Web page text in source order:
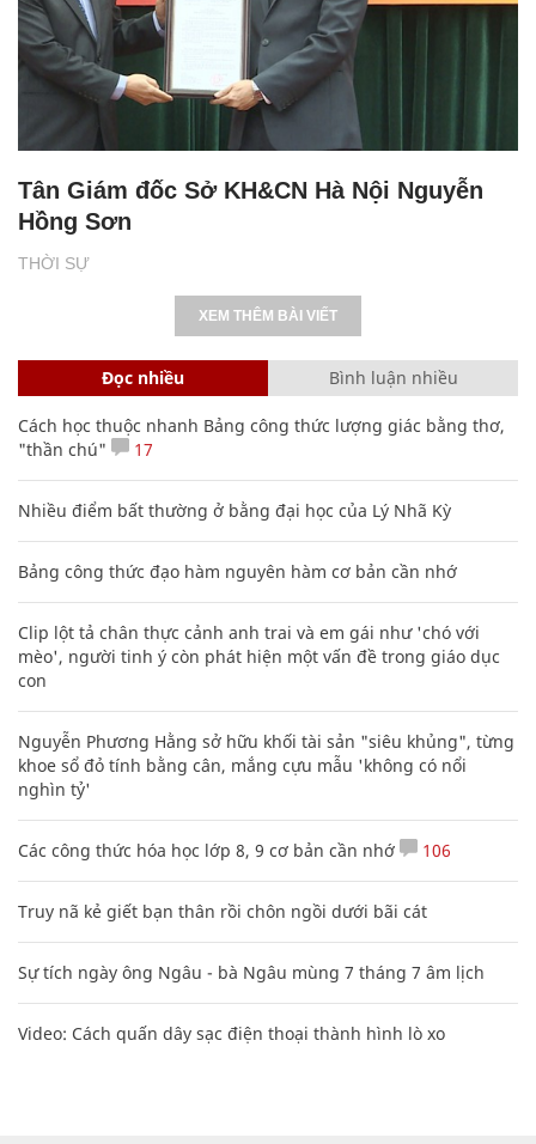
THỜI SỰ
Tân Giám đốc Sở KH&CN Hà Nội Nguyễn
Hồng Sơn
XEM THÊM BÀI VIẾT
Đọc nhiều Bình luận nhiều
Cách học thuộc nhanh Bảng công thức lượng giác bằng thơ,
"thần chú"
17
Nhiều điểm bất thường ở bằng đại học của Lý Nhã Kỳ
Bảng công thức đạo hàm nguyên hàm cơ bản cần nhớ
Clip lột tả chân thực cảnh anh trai và em gái như 'chó với
mèo', người tinh ý còn phát hiện một vấn đề trong giáo dục
con
Nguyễn Phương Hằng sở hữu khối tài sản "siêu khủng", từng
khoe sổ đỏ tính bằng cân, mắng cựu mẫu 'không có nổi
nghìn tỷ'
Các công thức hóa học lớp 8, 9 cơ bản cần nhớ 106
Truy nã kẻ giết bạn thân rồi chôn ngồi dưới bãi cát
Sự tích ngày ông Ngâu - bà Ngâu mùng 7 tháng 7 âm lịch
Video: Cách quấn dây sạc điện thoại thành hình lò xo